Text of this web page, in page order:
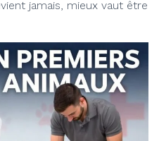
jamais, mieux vaut être